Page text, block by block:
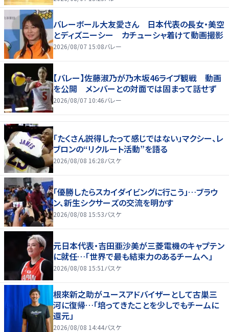
バレーボール大友愛さん 日本代表の長女・美空
とディズニーシー カチューシャ着けて動画撮影
2026/08/07 15:08バレー
【バレー】佐藤淑乃が乃木坂46ライブ観戦 動画
を公開 メンバーとの対面では固まって話せず
2026/08/07 10:46バレー
「たくさん説得したって感じではない」マクシー、レ
ブロンの“リクルート活動”を語る
2026/08/08 16:28バスケ
「優勝したらスカイダイビングに行こう」…ブラウ
ン、新生シクサーズの交流を明かす
2026/08/08 15:53バスケ
元日本代表・吉田亜沙美が三菱電機のキャプテン
に就任…「世界で最も結束力のあるチームへ」
2026/08/08 15:51 バスケ
根來新之助がユースアドバイザーとして古巣三
河に復帰…「培ってきたことを少しでもチームに
還元」
2026/08/08 14:44バスケ